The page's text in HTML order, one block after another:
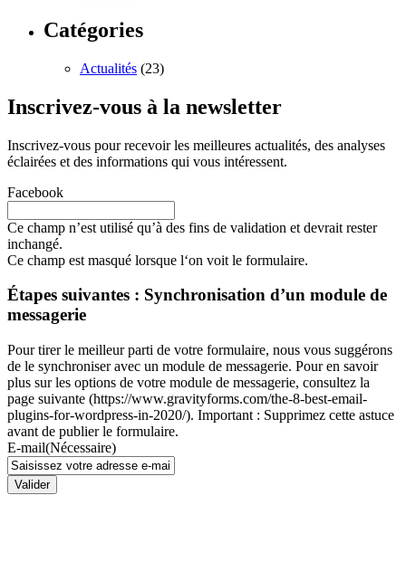
Catégories
Actualités (23)
Inscrivez-vous à la newsletter
Inscrivez-vous pour recevoir les meilleures actualités, des analyses
éclairées et des informations qui vous intéressent.
Facebook
Ce champ n’est utilisé qu’à des fins de validation et devrait rester
inchangé.
Ce champ est masqué lorsque l‘on voit le formulaire.
Étapes suivantes : Synchronisation d’un module de
messagerie
Pour tirer le meilleur parti de votre formulaire, nous vous suggérons
de le synchroniser avec un module de messagerie. Pour en savoir
plus sur les options de votre module de messagerie, consultez la
page suivante (https://www.gravityforms.com/the-8-best-email-
plugins-for-wordpress-in-2020/). Important : Supprimez cette astuce
avant de publier le formulaire.
E-mail(Nécessaire)
Valider